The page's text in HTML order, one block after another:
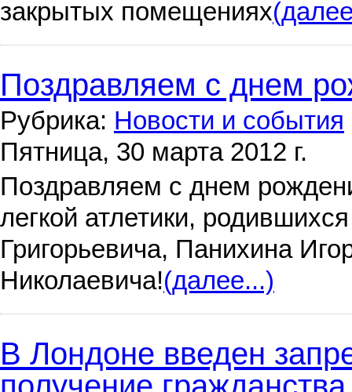
закрытых помещениях
Поздравляем с днем
Рубрика: Новости и события
Пятница, 30 марта 2012 г.
Поздравляем с днем
легкой атлетики,
Григорьевича, Панихина
Николаевича!(далее...)
В Лондоне введен